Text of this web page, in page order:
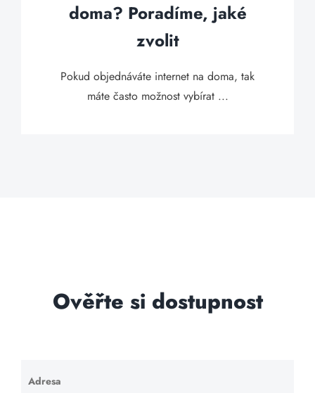
doma? Poradíme, jaké
zvolit
Pokud objednáváte internet na doma, tak
máte často možnost vybírat ...
Ověřte si dostupnost
Adresa
Ponechte